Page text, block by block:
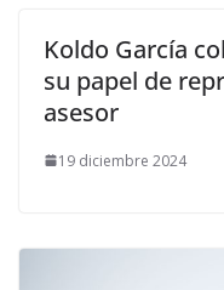
Koldo García
su papel de
asesor
19 diciembre 2024